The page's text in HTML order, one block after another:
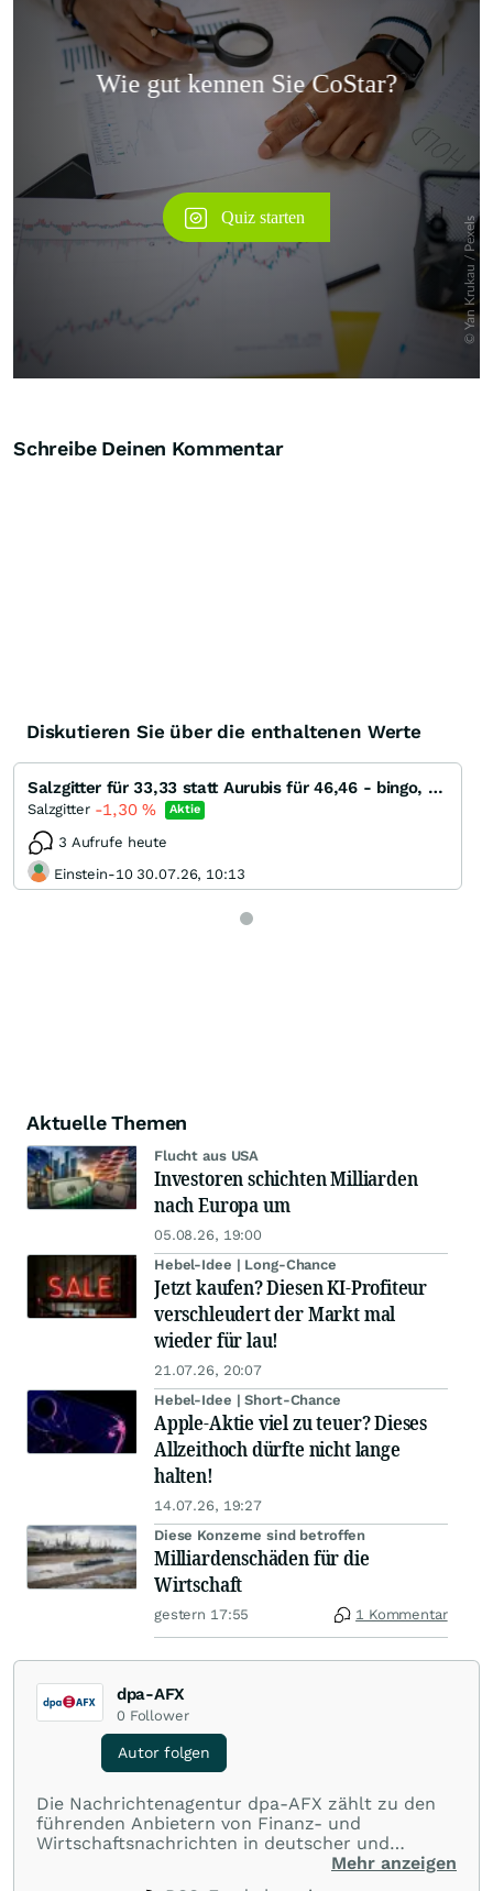
Überspringen
Schreibe Deinen Kommentar
Diskutieren Sie über die enthaltenen Werte
Salzgitter für 33,33 statt Aurubis für 46,46 - bingo, bingo, bingo!
Salzgitter -1,30 % Aktie
3 Aufrufe heute
Einstein-10 30.07.26, 10:13
Aktuelle Themen
Flucht aus USA
Investoren schichten Milliarden
nach Europa um
05.08.26, 19:00
Hebel-Idee | Long-Chance
Jetzt kaufen? Diesen KI-Profiteur
verschleudert der Markt mal
wieder für lau!
21.07.26, 20:07
Hebel-Idee | Short-Chance
Apple-Aktie viel zu teuer? Dieses
Allzeithoch dürfte nicht lange
halten!
14.07.26, 19:27
Diese Konzerne sind betroffen
Milliardenschäden für die
Wirtschaft
gestern 17:55 1 Kommentar
dpa-AFX
0 Follower
Autor folgen
Die Nachrichtenagentur dpa-AFX zählt zu den
führenden Anbietern von Finanz- und
Wirtschaftsnachrichten in deutscher und
englischer Sprache. Gestützt auf einMehr anzeigen